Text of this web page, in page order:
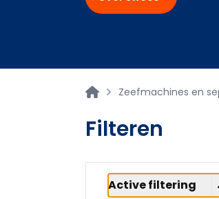
Zeefmachines en
Filteren
Active filtering